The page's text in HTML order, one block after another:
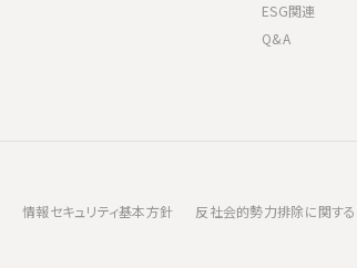
ESG関連
Q&A
情報セキュリティ基本方針 反社会的勢力排除に関す